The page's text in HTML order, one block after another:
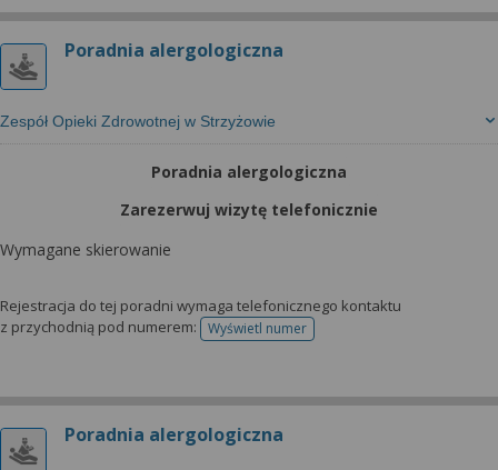
Poradnia alergologiczna
Zespół Opieki Zdrowotnej w Strzyżowie
Poradnia alergologiczna
Zarezerwuj wizytę telefonicznie
Wymagane skierowanie
Rejestracja do tej poradni wymaga telefonicznego kontaktu
z przychodnią pod numerem:
Wyświetl numertelefonu do rejestracji
Poradnia alergologiczna